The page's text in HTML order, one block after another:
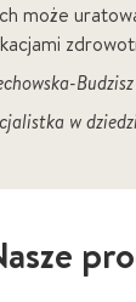
może
Budzisz
w